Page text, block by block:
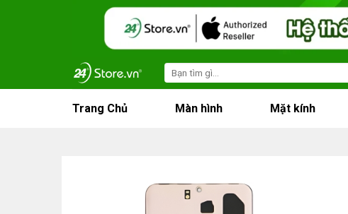
Search
for:
Trang Chủ Màn hình Mặt kính